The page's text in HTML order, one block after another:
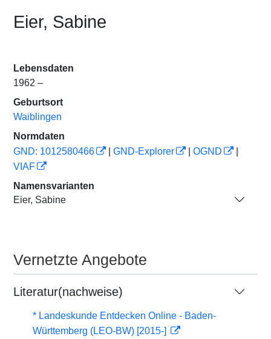
Eier, Sabine
Lebensdaten
1962 –
Geburtsort
Waiblingen
Normdaten
GND: 1012580466
GND-Explorer OGND
VIAF
Namensvarianten
Eier, Sabine
Vernetzte Angebote
Literatur(nachweise)
* Landeskunde Entdecken Online - Baden-
Württemberg (LEO-BW) [2015-]